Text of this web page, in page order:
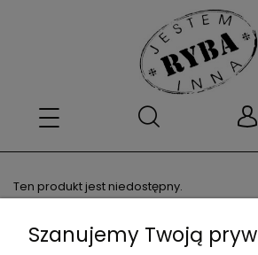
Ten produkt jest niedostępny.
Szanujemy Twoją